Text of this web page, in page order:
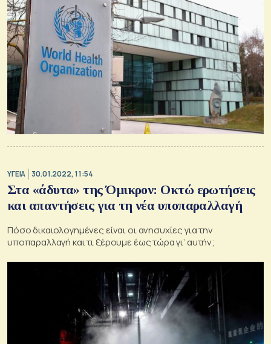
ΥΓΕΙΑ 30.01.2022, 11:54
Στα «άδυτα» της Όμικρον: Οκτώ ερωτήσεις
και απαντήσεις για τη νέα υποπαραλλαγή
Πόσο δικαιολογημένες είναι οι ανησυχίες για την
υποπαραλλαγή και τι ξέρουμε έως τώρα γι’ αυτήν;